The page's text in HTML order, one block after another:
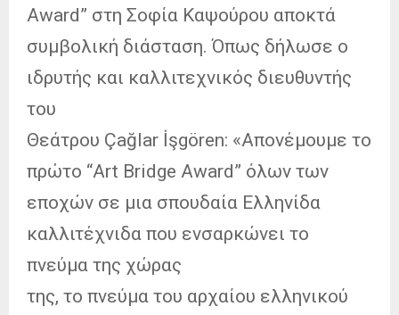
Award” στη Σοφία Καψούρου αποκτά
συμβολική διάσταση. Όπως δήλωσε ο
ιδρυτής και καλλιτεχνικός διευθυντής
του
Θεάτρου Çağlar İşgören: «Απονέμουμε το
πρώτο “Art Bridge Award” όλων των
εποχών σε μια σπουδαία Ελληνίδα
καλλιτέχνιδα που ενσαρκώνει το
πνεύμα της χώρας
της, το πνεύμα του αρχαίου ελληνικού